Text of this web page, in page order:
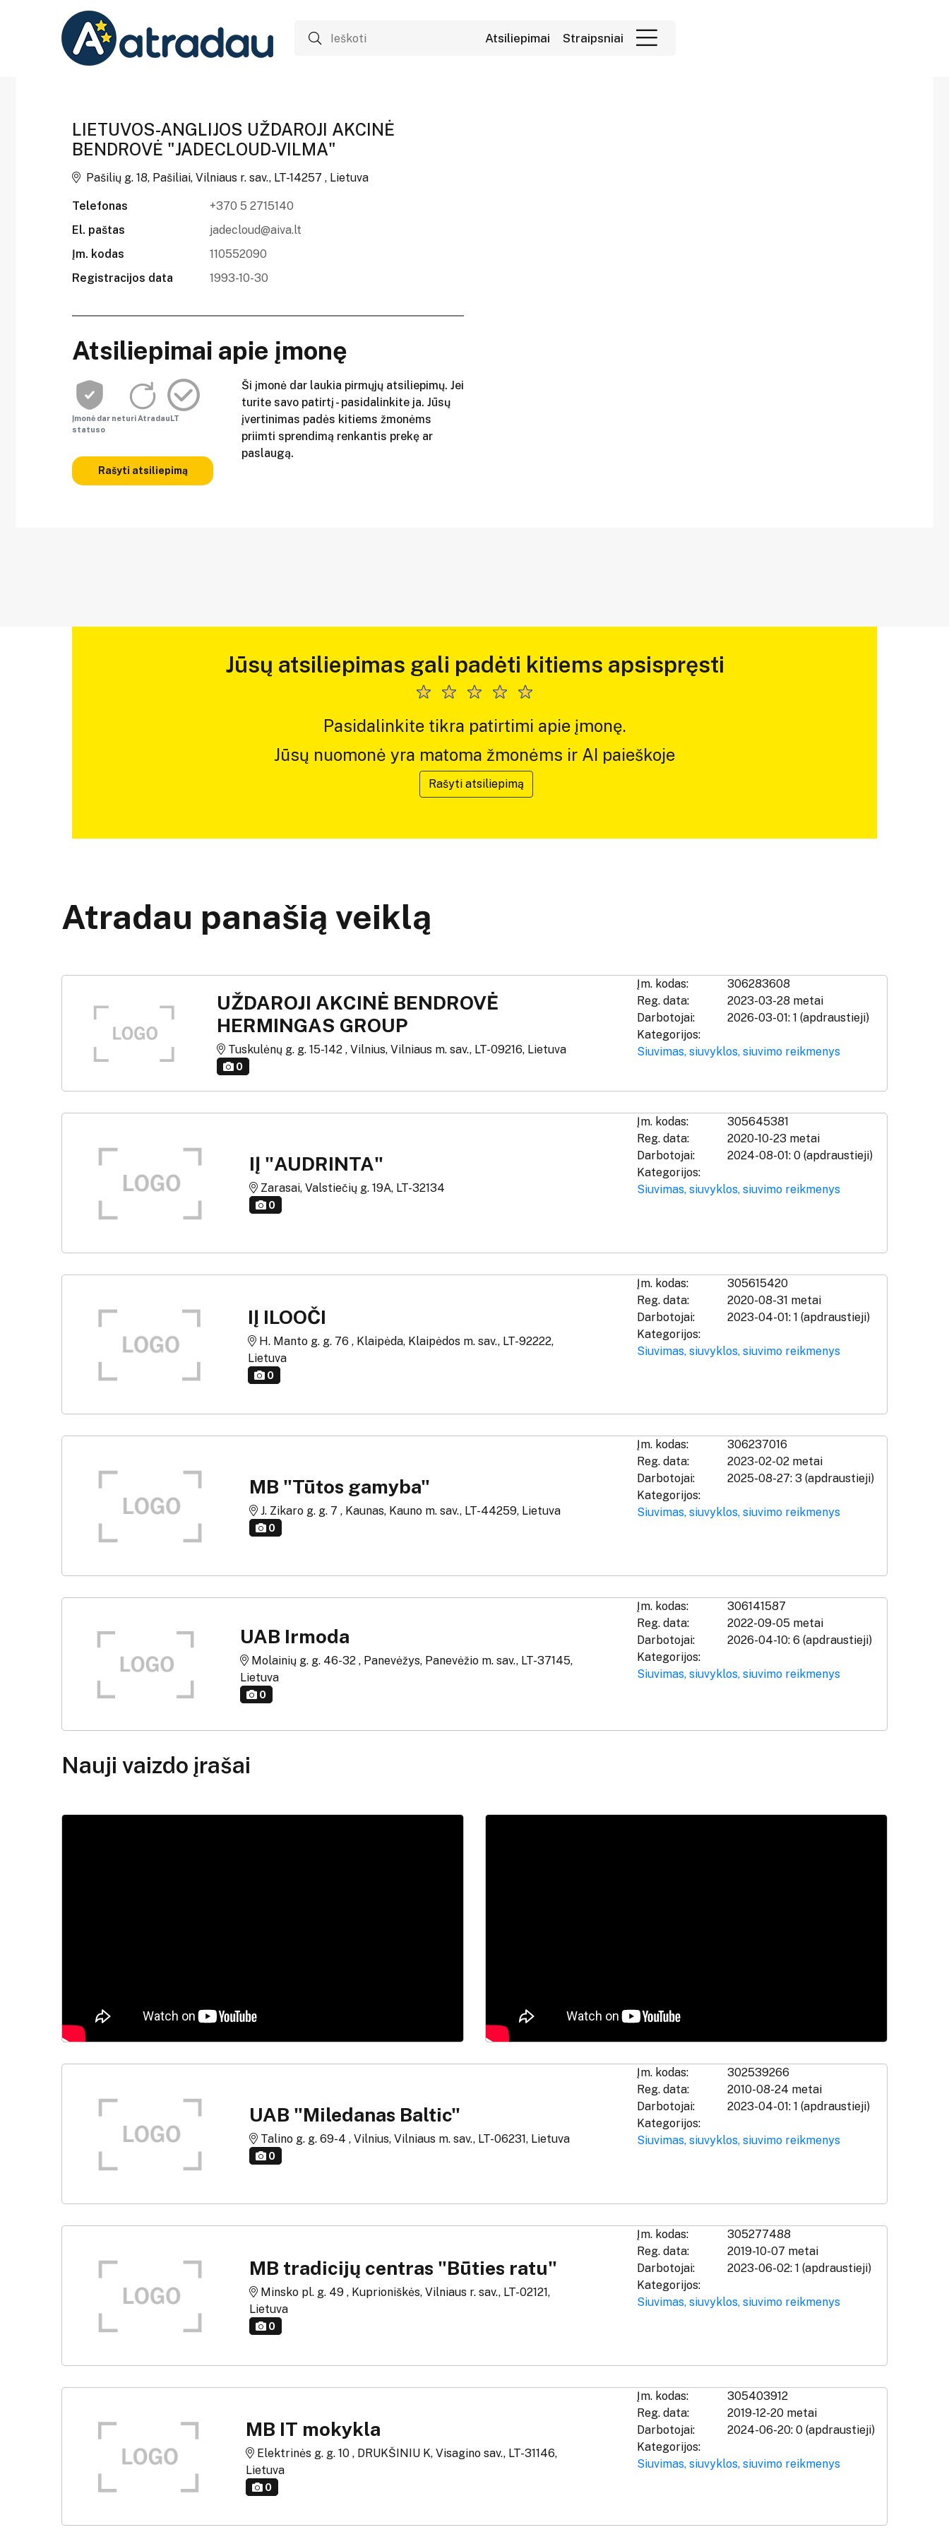
Atsiliepimai Straipsniai
LIETUVOS-ANGLIJOS UŽDAROJI AKCINĖ
BENDROVĖ "JADECLOUD-VILMA"
Pašilių g. 18, Pašiliai, Vilniaus r. sav., LT-14257 , Lietuva
Telefonas
+370 5 2715140
El. paštas
jadecloud@aiva.lt
Įm. kodas
110552090
Registracijos data
1993-10-30
Atsiliepimai apie įmonę
Įmonė dar neturi AtradauLT
statuso
Rašyti atsiliepimą
Ši įmonė dar laukia pirmųjų atsiliepimų. Jei
turite savo patirtį - pasidalinkite ja. Jūsų
įvertinimas padės kitiems žmonėms
priimti sprendimą renkantis prekę ar
paslaugą.
Jūsų atsiliepimas gali padėti kitiems apsispręsti
Pasidalinkite tikra patirtimi apie įmonę.
Jūsų nuomonė yra matoma žmonėms ir AI paieškoje
Rašyti atsiliepimą
Atradau panašią veiklą
UŽDAROJI AKCINĖ BENDROVĖ
HERMINGAS GROUP
Tuskulėnų g. g. 15-142 , Vilnius, Vilniaus m. sav., LT-09216, Lietuva
0
Įm. kodas:
306283608
Reg. data:
2023-03-28 metai
Darbotojai:
2026-03-01: 1 (apdraustieji)
Kategorijos:
Siuvimas, siuvyklos, siuvimo reikmenys
IĮ "AUDRINTA"
Zarasai, Valstiečių g. 19A, LT-32134
0
Įm. kodas:
305645381
Reg. data:
2020-10-23 metai
Darbotojai:
2024-08-01: 0 (apdraustieji)
Kategorijos:
Siuvimas, siuvyklos, siuvimo reikmenys
IĮ ILOOČI
H. Manto g. g. 76 , Klaipėda, Klaipėdos m. sav., LT-92222,
Lietuva
0
Įm. kodas:
305615420
Reg. data:
2020-08-31 metai
Darbotojai:
2023-04-01: 1 (apdraustieji)
Kategorijos:
Siuvimas, siuvyklos, siuvimo reikmenys
MB "Tūtos gamyba"
J. Zikaro g. g. 7 , Kaunas, Kauno m. sav., LT-44259, Lietuva
0
Įm. kodas:
306237016
Reg. data:
2023-02-02 metai
Darbotojai:
2025-08-27: 3 (apdraustieji)
Kategorijos:
Siuvimas, siuvyklos, siuvimo reikmenys
UAB Irmoda
Molainių g. g. 46-32 , Panevėžys, Panevėžio m. sav., LT-37145,
Lietuva
0
Įm. kodas:
306141587
Reg. data:
2022-09-05 metai
Darbotojai:
2026-04-10: 6 (apdraustieji)
Kategorijos:
Siuvimas, siuvyklos, siuvimo reikmenys
Nauji vaizdo įrašai
UAB "Miledanas Baltic"
Talino g. g. 69-4 , Vilnius, Vilniaus m. sav., LT-06231, Lietuva
0
Įm. kodas:
302539266
Reg. data:
2010-08-24 metai
Darbotojai:
2023-04-01: 1 (apdraustieji)
Kategorijos:
Siuvimas, siuvyklos, siuvimo reikmenys
MB tradicijų centras "Būties ratu"
Minsko pl. g. 49 , Kuprioniškės, Vilniaus r. sav., LT-02121,
Lietuva
0
Įm. kodas:
305277488
Reg. data:
2019-10-07 metai
Darbotojai:
2023-06-02: 1 (apdraustieji)
Kategorijos:
Siuvimas, siuvyklos, siuvimo reikmenys
MB IT mokykla
Elektrinės g. g. 10 , DRUKŠINIU K, Visagino sav., LT-31146,
Lietuva
0
Įm. kodas:
305403912
Reg. data:
2019-12-20 metai
Darbotojai:
2024-06-20: 0 (apdraustieji)
Kategorijos:
Siuvimas, siuvyklos, siuvimo reikmenys